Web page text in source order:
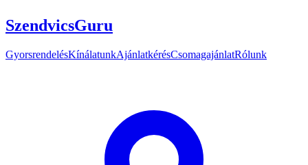
SzendvicsGuru
GyorsrendelésKínálatunkAjánlatkérésCsomagajánlatRólunk